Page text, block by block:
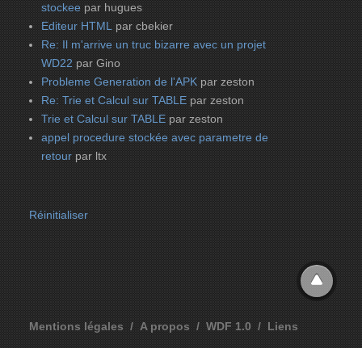
stockee par hugues
Editeur HTML par cbekier
Re: Il m'arrive un truc bizarre avec un projet
WD22 par Gino
Probleme Generation de l'APK par zeston
Re: Trie et Calcul sur TABLE par zeston
Trie et Calcul sur TABLE par zeston
appel procedure stockée avec parametre de
retour par ltx
Réinitialiser
Mentions légales A propos WDF 1.0 Liens